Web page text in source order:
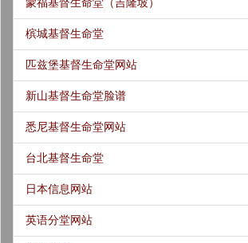
槟城基督生命堂
匹兹堡基督生命堂网站
新山基督生命堂脸谱
悉尼基督生命堂网站
台北基督生命堂
日本信息网站
英语分堂网站